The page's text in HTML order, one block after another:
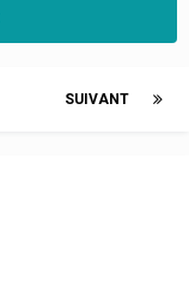
SUIVANT